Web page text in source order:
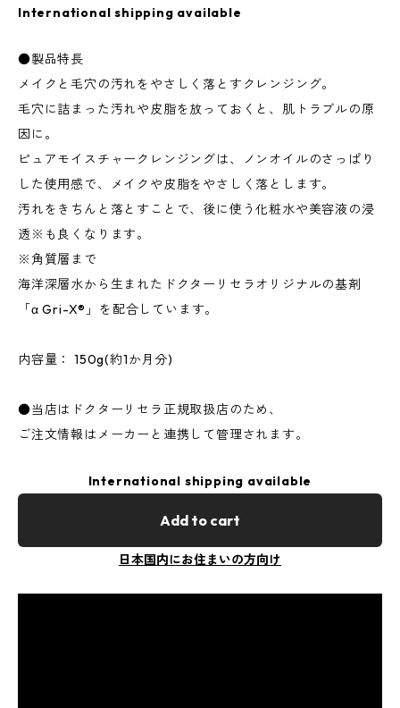
International shipping available
●製品特長
メイクと毛穴の汚れをやさしく落とすクレンジング。
毛穴に詰まった汚れや皮脂を放っておくと、肌トラブルの原
因に。
ピュアモイスチャークレンジングは、ノンオイルのさっぱり
した使用感で、メイクや皮脂をやさしく落とします。
汚れをきちんと落とすことで、後に使う化粧水や美容液の浸
透※も良くなります。
※角質層まで
海洋深層水から生まれたドクターリセラオリジナルの基剤
「α Gri-X®︎」を配合しています。
内容量： 150g(約1か月分)
●当店はドクターリセラ正規取扱店のため、
ご注文情報はメーカーと連携して管理されます。
International shipping available
Add to cart
日本国内にお住まいの方向け